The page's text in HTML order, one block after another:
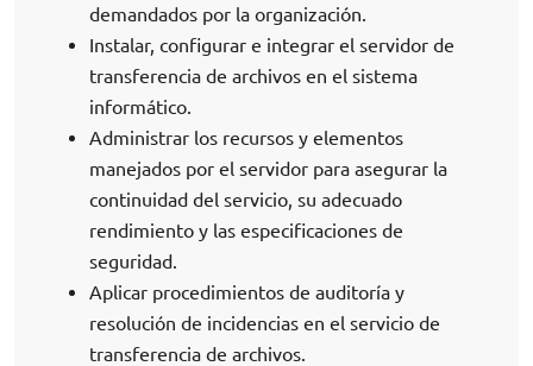
demandados por la organización.
Instalar, configurar e integrar el servidor de
transferencia de archivos en el sistema
informático.
Administrar los recursos y elementos
manejados por el servidor para asegurar la
continuidad del servicio, su adecuado
rendimiento y las especificaciones de
seguridad.
Aplicar procedimientos de auditoría y
resolución de incidencias en el servicio de
transferencia de archivos.